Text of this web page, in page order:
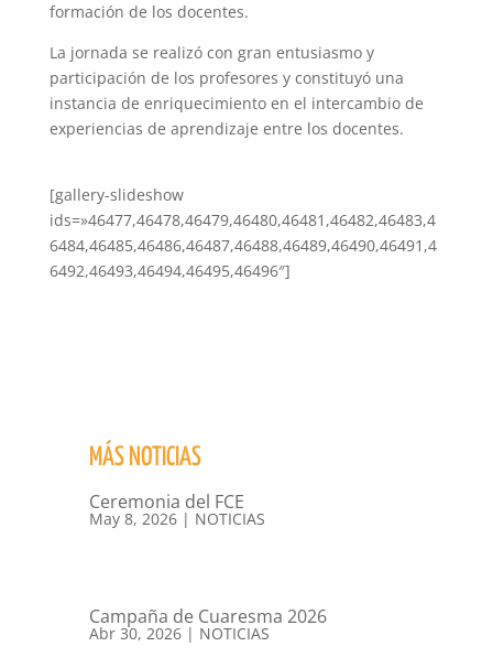
formación de los docentes.
La jornada se realizó con gran entusiasmo y
participación de los profesores y constituyó una
instancia de enriquecimiento en el intercambio de
experiencias de aprendizaje entre los docentes.
[gallery-slideshow
ids=»46477,46478,46479,46480,46481,46482,46483,4
6484,46485,46486,46487,46488,46489,46490,46491,4
6492,46493,46494,46495,46496″]
MÁS NOTICIAS
Ceremonia del FCE
May 8, 2026| NOTICIAS
Campaña de Cuaresma 2026
Abr 30, 2026| NOTICIAS